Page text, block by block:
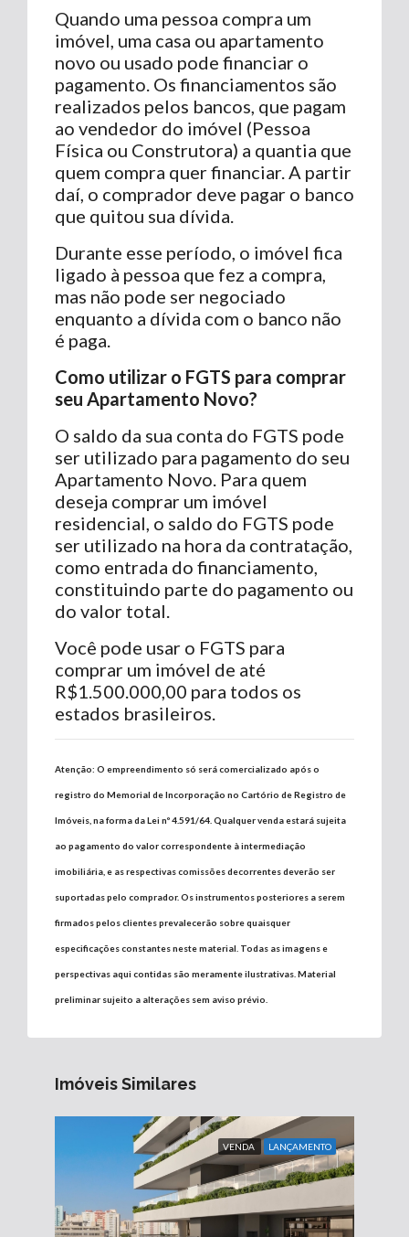
Quando uma pessoa compra um
imóvel, uma casa ou apartamento
novo ou usado pode financiar o
pagamento. Os financiamentos são
realizados pelos bancos, que pagam
ao vendedor do imóvel (Pessoa
Física ou Construtora) a quantia que
quem compra quer financiar. A partir
daí, o comprador deve pagar o banco
que quitou sua dívida.
Durante esse período, o imóvel fica
ligado à pessoa que fez a compra,
mas não pode ser negociado
enquanto a dívida com o banco não
é paga.
Como utilizar o FGTS para comprar
seu Apartamento Novo?
O saldo da sua conta do FGTS pode
ser utilizado para pagamento do seu
Apartamento Novo. Para quem
deseja comprar um imóvel
residencial, o saldo do FGTS pode
ser utilizado na hora da contratação,
como entrada do financiamento,
constituindo parte do pagamento ou
do valor total.
Você pode usar o FGTS para
comprar um imóvel de até
R$1.500.000,00 para todos os
estados brasileiros.
Atenção: O empreendimento só será comercializado após o
registro do Memorial de Incorporação no Cartório de Registro de
Imóveis, na forma da Lei nº 4.591/64. Qualquer venda estará sujeita
ao pagamento do valor correspondente à intermediação
imobiliária, e as respectivas comissões decorrentes deverão ser
suportadas pelo comprador. Os instrumentos posteriores a serem
firmados pelos clientes prevalecerão sobre quaisquer
especificações constantes neste material. Todas as imagens e
perspectivas aqui contidas são meramente ilustrativas. Material
preliminar sujeito a alterações sem aviso prévio.
Imóveis Similares
VENDA LANÇAMENTO